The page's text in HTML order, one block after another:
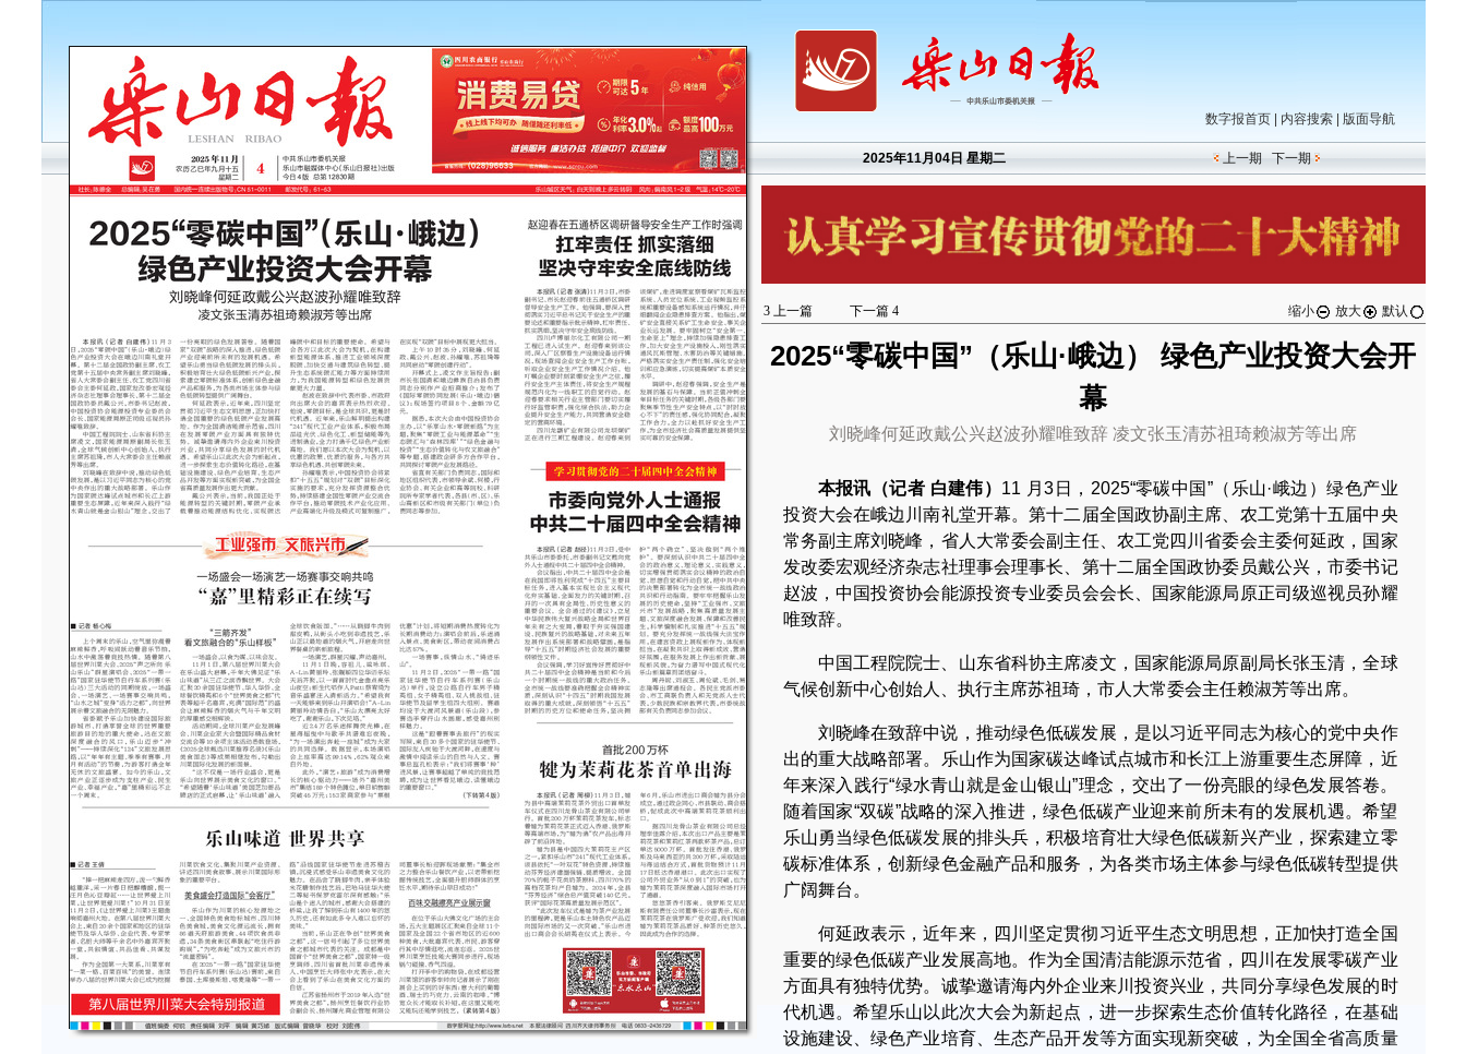
数字报首页 内容搜索 版面导航
2025年11月04日 星期二 上一期 下一期
3上一篇 下一篇 4 缩小 放大 默认
2025“零碳中国”（乐山·峨边） 绿色产业投资大会开
幕
刘晓峰何延政戴公兴赵波孙耀唯致辞 凌文张玉清苏祖琦赖淑芳等出席
本报讯（记者 白建伟） 11 月3日，2025“零碳中国”（乐山·峨边）绿色产业
投资大会在峨边川南礼堂开幕。第十二届全国政协副主席、农工党第十五届中央
常务副主席刘晓峰，省人大常委会副主任、农工党四川省委会主委何延政，国家
发改委宏观经济杂志社理事会理事长、第十二届全国政协委员戴公兴，市委书记
赵波，中国投资协会能源投资专业委员会会长、国家能源局原正司级巡视员孙耀
唯致辞。
中国工程院院士、山东省科协主席凌文，国家能源局原副局长张玉清，全球
气候创新中心创始人、执行主席苏祖琦，市人大常委会主任赖淑芳等出席。
刘晓峰在致辞中说，推动绿色低碳发展，是以习近平同志为核心的党中央作
出的重大战略部署。乐山作为国家碳达峰试点城市和长江上游重要生态屏障，近
年来深入践行“绿水青山就是金山银山”理念，交出了一份亮眼的绿色发展答卷。
随着国家“双碳”战略的深入推进，绿色低碳产业迎来前所未有的发展机遇。希望
乐山勇当绿色低碳发展的排头兵，积极培育壮大绿色低碳新兴产业，探索建立零
碳标准体系，创新绿色金融产品和服务，为各类市场主体参与绿色低碳转型提供
广阔舞台。
何延政表示，近年来，四川坚定贯彻习近平生态文明思想，正加快打造全国
重要的绿色低碳产业发展高地。作为全国清洁能源示范省，四川在发展零碳产业
方面具有独特优势。诚挚邀请海内外企业来川投资兴业，共同分享绿色发展的时
代机遇。希望乐山以此次大会为新起点，进一步探索生态价值转化路径，在基础
设施建设、绿色产业培育、生态产品开发等方面实现新突破，为全国全省高质量